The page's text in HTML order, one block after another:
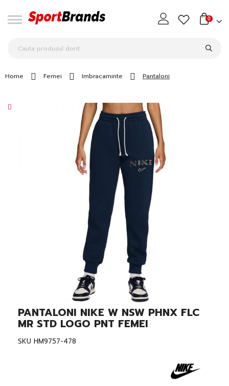
0
Home Femei Imbracaminte Pantaloni
Skip
to
the
beginning
of
PANTALONI NIKE W NSW PHNX FLC
MR STD LOGO PNT FEMEI
SKU HM9757-478